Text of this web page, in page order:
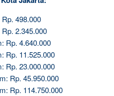
498.000
2.345.000
Rp. 4.640.000
Rp. 11.525.000
Rp. 23.000.000
Rp. 45.950.000
Rp. 114.750.000